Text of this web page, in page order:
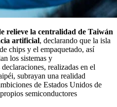
relieve la centralidad de Taiwán
artificial, declarando que la isla
chips y el empaquetado, así
los sistemas y
realizadas en el
subrayan una realidad
de Estados Unidos de
semiconductores